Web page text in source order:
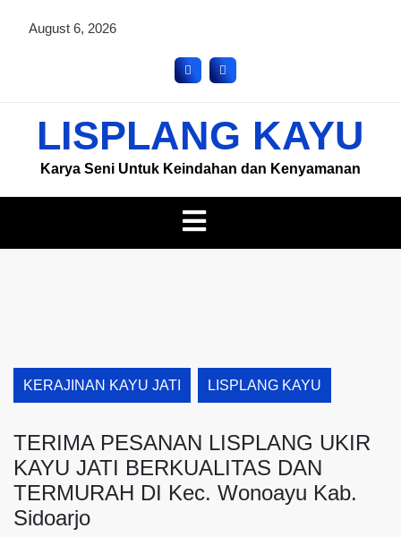
August 6, 2026
LISPLANG KAYU
Karya Seni Untuk Keindahan dan Kenyamanan
KERAJINAN KAYU JATI LISPLANG KAYU
TERIMA PESANAN LISPLANG UKIR
KAYU JATI BERKUALITAS DAN
TERMURAH DI Kec. Wonoayu Kab.
Sidoarjo